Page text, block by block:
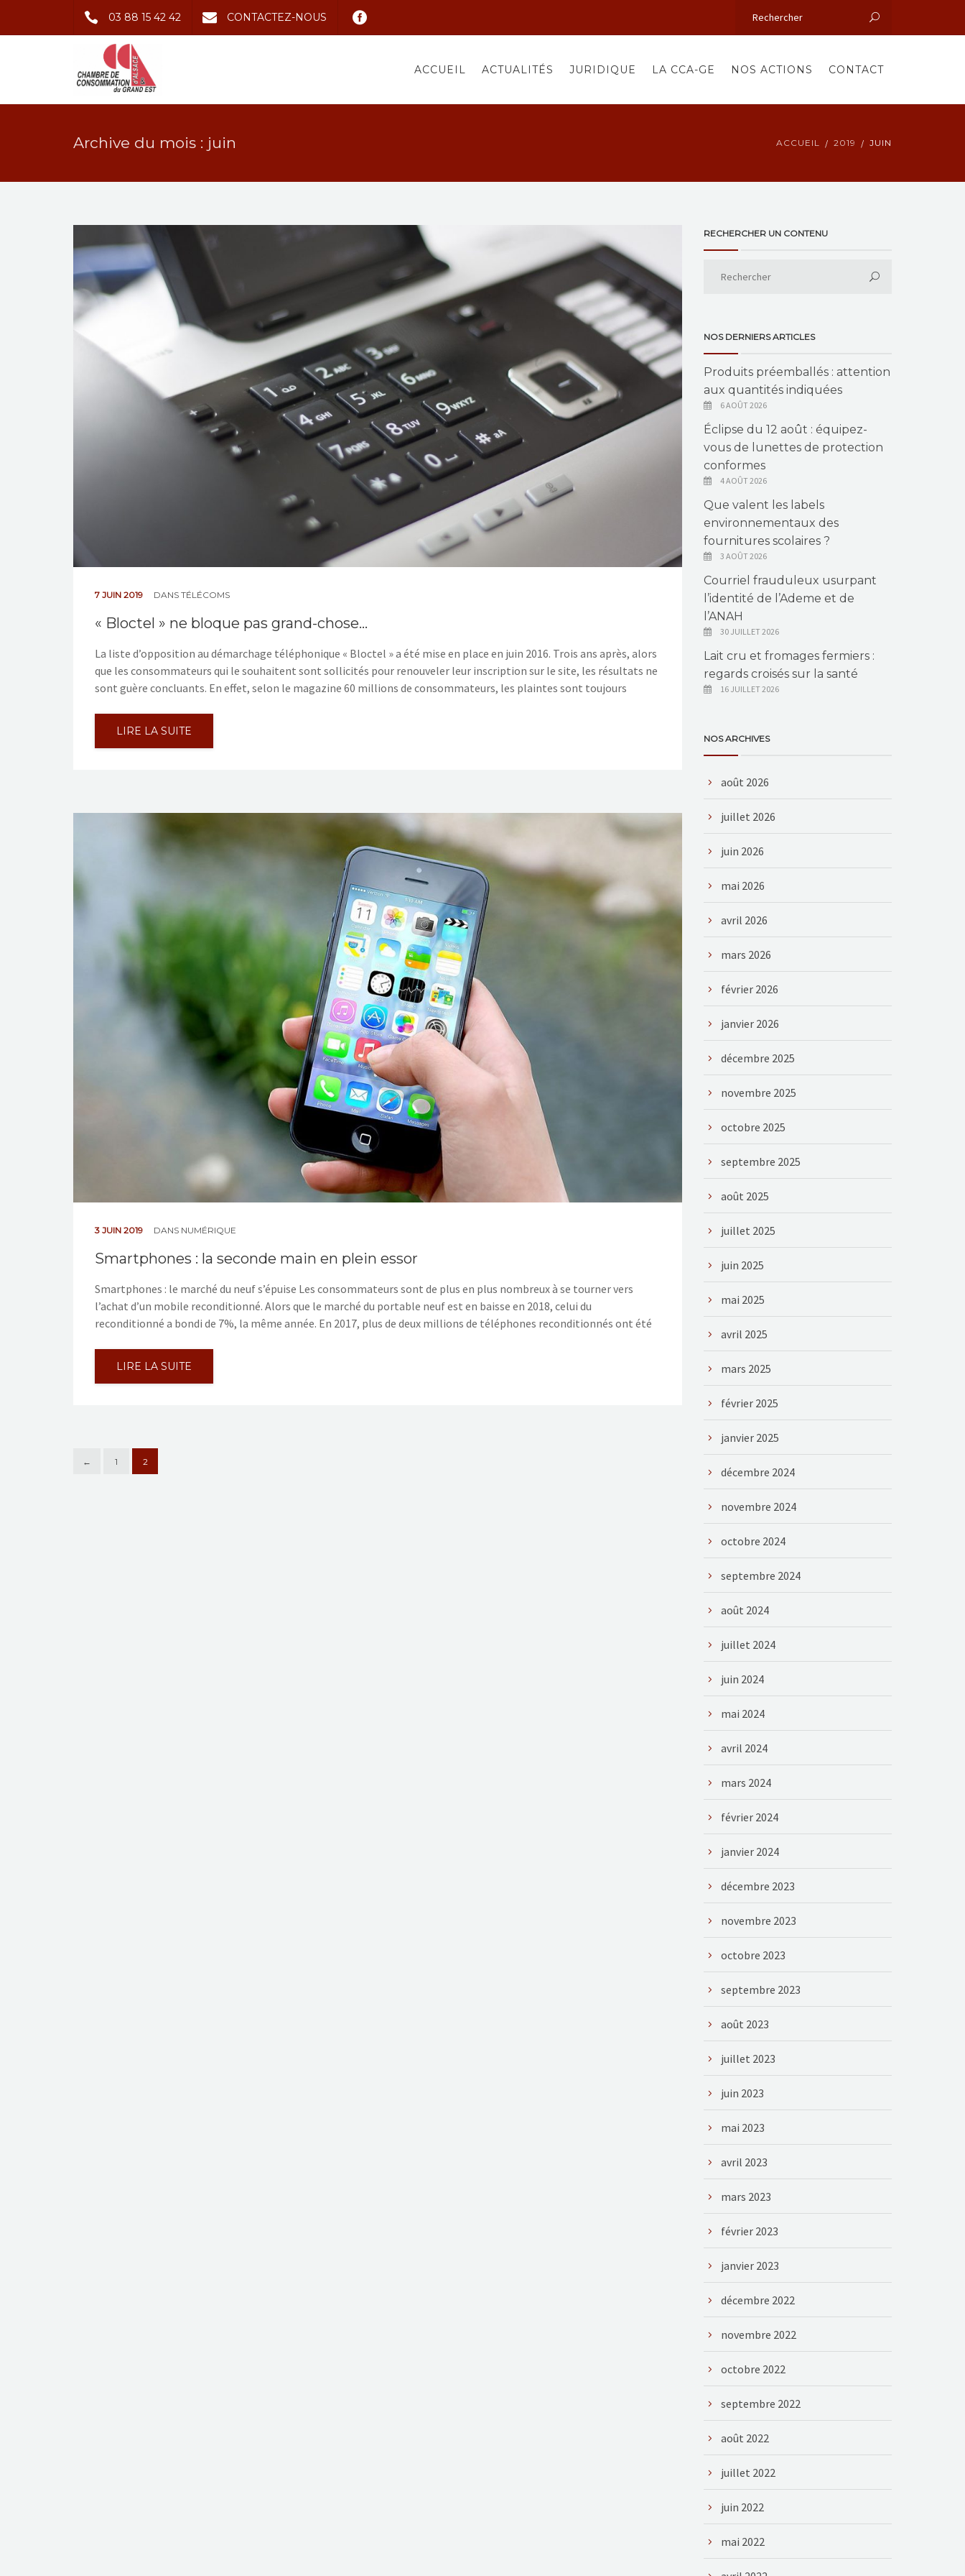
03 88 15 42 42 CONTACTEZ-NOUS
ACCUEIL ACTUALITÉS JURIDIQUE LA CCA-GE NOS ACTIONS CONTACT
Archive du mois : juin ACCUEIL 2019 JUIN
7 JUIN 2019 DANS TÉLÉCOMS
« Bloctel » ne bloque pas grand-chose…
La liste d’opposition au démarchage téléphonique « Bloctel » a été mise en place en juin 2016. Trois ans après, alors
que les consommateurs qui le souhaitent sont sollicités pour renouveler leur inscription sur le site, les résultats ne
sont guère concluants. En effet, selon le magazine 60 millions de consommateurs, les plaintes sont toujours
LIRE LA SUITE
3 JUIN 2019 DANS NUMÉRIQUE
Smartphones : la seconde main en plein essor
Smartphones : le marché du neuf s’épuise Les consommateurs sont de plus en plus nombreux à se tourner vers
l’achat d’un mobile reconditionné. Alors que le marché du portable neuf est en baisse en 2018, celui du
reconditionné a bondi de 7%, la même année. En 2017, plus de deux millions de téléphones reconditionnés ont été
LIRE LA SUITE
← 1 2
RECHERCHER UN CONTENU
NOS DERNIERS ARTICLES
Produits préemballés : attention
aux quantités indiquées
6 AOÛT 2026
Éclipse du 12 août : équipez-
vous de lunettes de protection
conformes
4 AOÛT 2026
Que valent les labels
environnementaux des
fournitures scolaires ?
3 AOÛT 2026
Courriel frauduleux usurpant
l’identité de l’Ademe et de
l’ANAH
30 JUILLET 2026
Lait cru et fromages fermiers :
regards croisés sur la santé
16 JUILLET 2026
NOS ARCHIVES
août 2026
juillet 2026
juin 2026
mai 2026
avril 2026
mars 2026
février 2026
janvier 2026
décembre 2025
novembre 2025
octobre 2025
septembre 2025
août 2025
juillet 2025
juin 2025
mai 2025
avril 2025
mars 2025
février 2025
janvier 2025
décembre 2024
novembre 2024
octobre 2024
septembre 2024
août 2024
juillet 2024
juin 2024
mai 2024
avril 2024
mars 2024
février 2024
janvier 2024
décembre 2023
novembre 2023
octobre 2023
septembre 2023
août 2023
juillet 2023
juin 2023
mai 2023
avril 2023
mars 2023
février 2023
janvier 2023
décembre 2022
novembre 2022
octobre 2022
septembre 2022
août 2022
juillet 2022
juin 2022
mai 2022